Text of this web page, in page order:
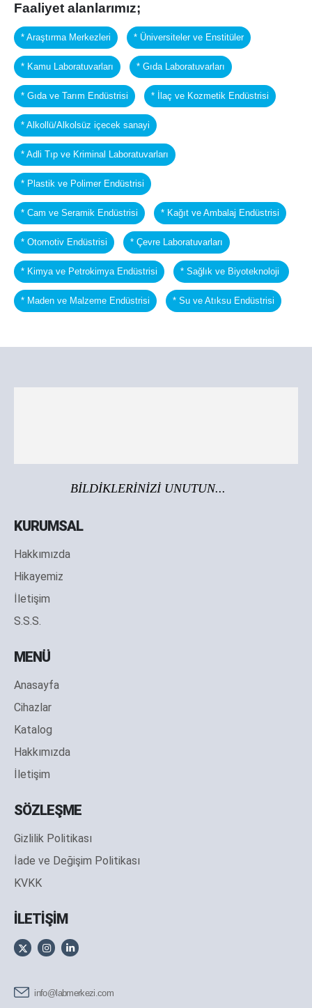
Faaliyet alanlarımız;
* Araştırma Merkezleri * Üniversiteler ve Enstitüler
* Kamu Laboratuvarları * Gıda Laboratuvarları
* Gıda ve Tarım Endüstrisi * İlaç ve Kozmetik Endüstrisi
* Alkollü/Alkolsüz içecek sanayi
* Adli Tıp ve Kriminal Laboratuvarları
* Plastik ve Polimer Endüstrisi
* Cam ve Seramik Endüstrisi * Kağıt ve Ambalaj Endüstrisi
* Otomotiv Endüstrisi * Çevre Laboratuvarları
* Kimya ve Petrokimya Endüstrisi * Sağlık ve Biyoteknoloji
* Maden ve Malzeme Endüstrisi * Su ve Atıksu Endüstrisi
BİLDİKLERİNİZİ UNUTUN...
KURUMSAL
Hakkımızda
Hikayemiz
İletişim
S.S.S.
MENÜ
Anasayfa
Cihazlar
Katalog
Hakkımızda
İletişim
SÖZLEŞME
Gizlilik Politikası
İade ve Değişim Politikası
KVKK
İLETİŞİM
info@labmerkezi.com